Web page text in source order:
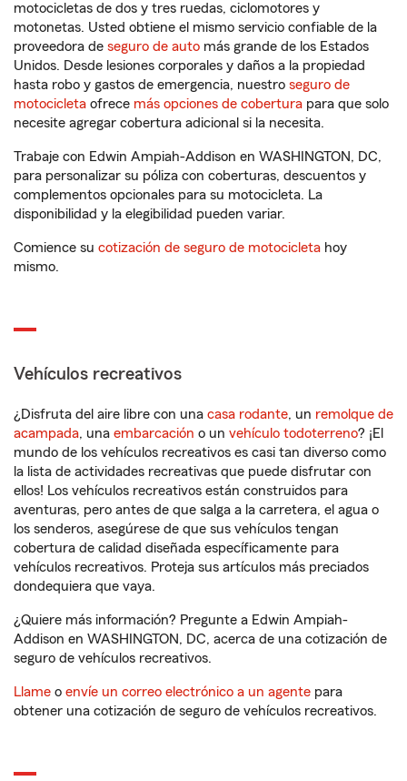
motocicletas de dos y tres ruedas, ciclomotores y
motonetas. Usted obtiene el mismo servicio confiable de la
proveedora de seguro de auto más grande de los Estados
Unidos. Desde lesiones corporales y daños a la propiedad
hasta robo y gastos de emergencia, nuestro seguro de
motocicleta ofrece más opciones de cobertura para que solo
necesite agregar cobertura adicional si la necesita.
Trabaje con Edwin Ampiah-Addison en WASHINGTON, DC,
para personalizar su póliza con coberturas, descuentos y
complementos opcionales para su motocicleta. La
disponibilidad y la elegibilidad pueden variar.
Comience su cotización de seguro de motocicleta hoy
mismo.
Vehículos recreativos
¿Disfruta del aire libre con una casa rodante, un remolque de
acampada, una embarcación o un vehículo todoterreno? ¡El
mundo de los vehículos recreativos es casi tan diverso como
la lista de actividades recreativas que puede disfrutar con
ellos! Los vehículos recreativos están construidos para
aventuras, pero antes de que salga a la carretera, el agua o
los senderos, asegúrese de que sus vehículos tengan
cobertura de calidad diseñada específicamente para
vehículos recreativos. Proteja sus artículos más preciados
dondequiera que vaya.
¿Quiere más información? Pregunte a Edwin Ampiah-
Addison en WASHINGTON, DC, acerca de una cotización de
seguro de vehículos recreativos.
Llame o envíe un correo electrónico a un agente para
obtener una cotización de seguro de vehículos recreativos.